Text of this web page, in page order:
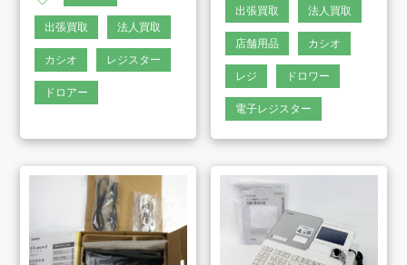
アート工芸事業部/アメプリ！
お問合せ
プライバシーポリシー
古物営業法に基づく表示
サイトマップ
す。
ご気軽にご連絡くださ
出張買取 法人買取
カシオ レジスター
ドロアー
出張買取 法人買取
店舗用品 カシオ
レジ ドロワー
電子レジスター